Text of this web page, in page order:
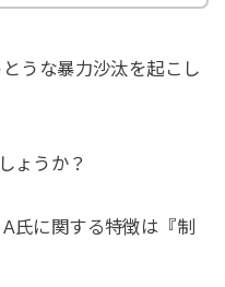
うな暴力沙汰を起こし
ょうか？
氏に関する特徴は『制